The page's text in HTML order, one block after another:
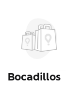
Bocadillos